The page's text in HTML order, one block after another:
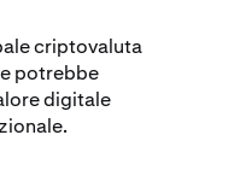
criptovaluta
potrebbe
digitale